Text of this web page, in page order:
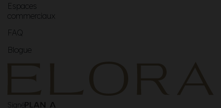
Espaces
commerciaux
FAQ
Blogue
Signé